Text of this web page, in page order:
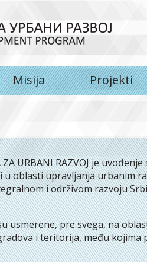
Misija Projekti
ZA URBANI RAZVOJ je
oblasti upravlјanja urbanim
i održivom razvoju
usmerene, pre svega, na
i teritorija, među kojima